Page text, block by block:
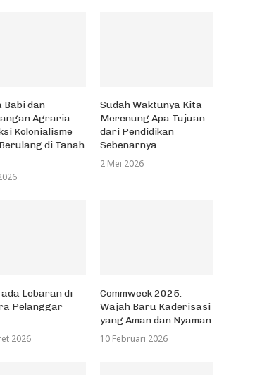
Babi dan
Agraria:
Kolonialisme
di Tanah
Sudah Waktunya Kita
Merenung Apa Tujuan
dari Pendidikan
Sebenarnya
2 Mei 2026
ada Lebaran di
Pelanggar
2026
Commweek 2025:
Wajah Baru Kaderisasi
yang Aman dan Nyaman
10 Februari 2026